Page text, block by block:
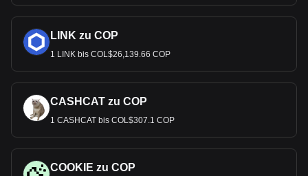
LINK zu COP
1 LINK bis COL$26,139.66 COP
CASHCAT zu COP
1 CASHCAT bis COL$307.1 COP
COOKIE zu COP